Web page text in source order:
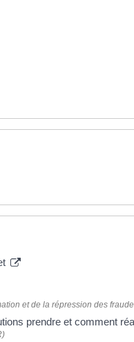
et de la répression des
prendre et comment